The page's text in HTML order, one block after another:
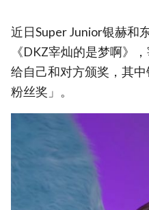
近日Super Junior银赫和
《DKZ宰灿的是梦啊》
给自己和对方颁奖，其
粉丝奖」。